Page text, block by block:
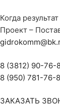
Когда
Проект –
8 (3812) 90-76-
8 (950) 781-76-
ЗАКАЗАТЬ